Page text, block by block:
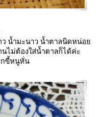
ว น้ำมะนาว น้ำตาลนิดหน่อ
ไม่ต้องใส่น้ำตาลก็ได้ค่ะ
ขี้หนูหั่น